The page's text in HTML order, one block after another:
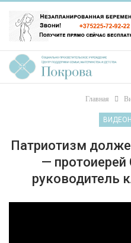
Главная
Патриотизм
— протоиерей
руководитель